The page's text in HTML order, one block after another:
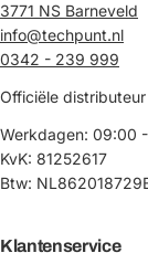
3771 NS Barneveld
info@techpunt.nl
0342 - 239 999
Officiële
Werkdagen: 09:00
KvK: 81252617
Btw:
Klantenservice